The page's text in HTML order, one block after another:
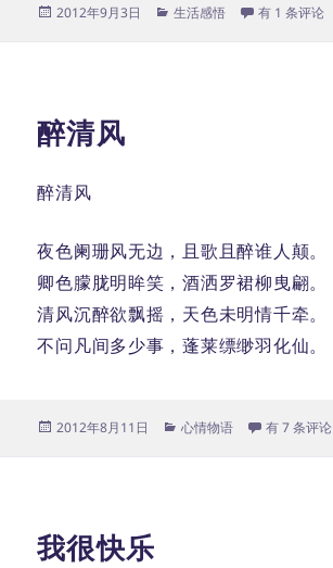
发
2012年9月3日
分
生活感悟 无题
有 1 条评论
醉清风
醉清风
夜色阑珊风无边，且歌且醉谁人颠。
卿色朦胧明眸笑，酒洒罗裙柳曳翩。
清风沉醉欲飘摇，天色未明情千牵。
不问凡间多少事，蓬莱缥缈羽化仙。
发
2012年8月11日
分
心情物语 醉清风
有 7 条评论
我很快乐